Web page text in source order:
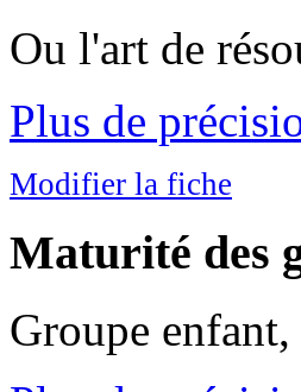
Ou l'art de
Plus de
Modifier la fiche
Maturité des
Groupe